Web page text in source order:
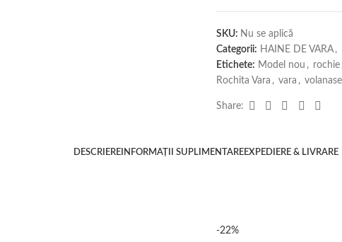
SKU: Nu se aplică
Categorii: HAINE DE VARA ,
Etichete: Model nou , rochie
Rochita Vara , vara , volanase
Share:
DESCRIEREINFORMAȚII SUPLIMENTAREEXPEDIERE & LIVRARE
-22%